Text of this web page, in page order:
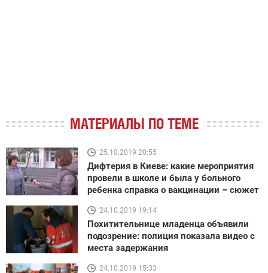
МАТЕРИАЛЫ ПО ТЕМЕ
25.10.2019 20:55
Дифтерия в Киеве: какие мероприятия
провели в школе и была у больного
ребенка справка о вакцинации – сюжет
24.10.2019 19:14
Похитительнице младенца объявили
подозрение: полиция показала видео с
места задержания
24.10.2019 15:33